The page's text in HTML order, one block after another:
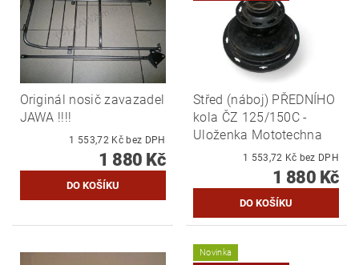
Originál nosič zavazadel
JAWA !!!!
1 553,72 Kč bez DPH
1 880 Kč
Střed (náboj) PŘEDNÍHO
kola ČZ 125/150C -
Uloženka Mototechna
1 553,72 Kč bez DPH
1 880 Kč
Novinka